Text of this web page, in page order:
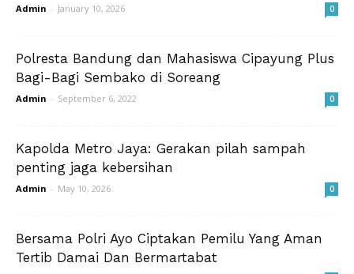
Admin - January 10, 2026 0
Polresta Bandung dan Mahasiswa Cipayung Plus
Bagi-Bagi Sembako di Soreang
Admin - September 6, 2022 0
Kapolda Metro Jaya: Gerakan pilah sampah
penting jaga kebersihan
Admin - May 10, 2026 0
Bersama Polri Ayo Ciptakan Pemilu Yang Aman
Tertib Damai Dan Bermartabat